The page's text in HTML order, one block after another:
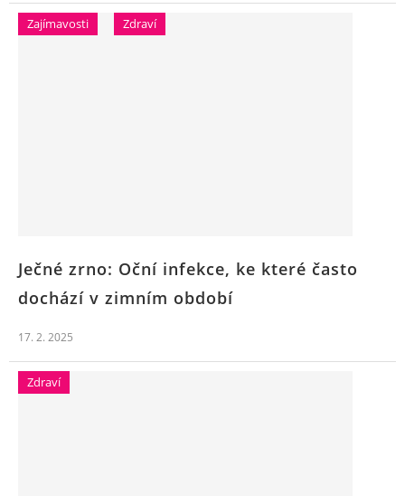
Zajímavosti Zdraví
Ječné zrno: Oční infekce, ke které často
dochází v zimním období
17. 2. 2025
Zdraví